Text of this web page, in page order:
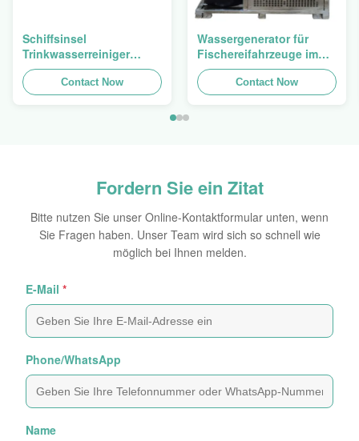
Schiffsinsel
Trinkwasserreiniger
Meerwasserentsalzungsanlage
mit MembranContact Now
Wassergenerator für
Fischereifahrzeuge im
Ozean 2500 Watt
Sekundärbehandlungsstufe
Contact Now
Fordern Sie ein Zitat
Bitte nutzen Sie unser Online-Kontaktformular unten, wenn
Sie Fragen haben. Unser Team wird sich so schnell wie
möglich bei Ihnen melden.
E-Mail *
Phone/WhatsApp
Name